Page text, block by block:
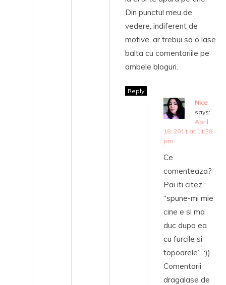
Din punctul meu de
vedere, indiferent de
motive, ar trebui sa o lase
balta cu comentariile pe
ambele bloguri.
Reply
Nice
says:
April
18, 2011 at 11:39
pm
Ce
comenteaza?
Pai iti citez :
“spune-mi mie
cine e si ma
duc dupa ea
cu furcile si
topoarele”. :))
Comentarii
dragalase de